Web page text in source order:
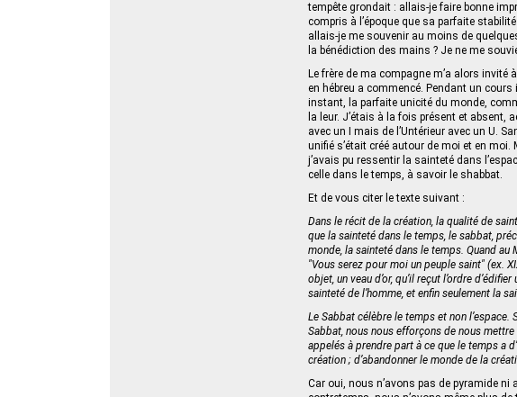
tempête grondait : allais-je faire bonne
compris à l’époque que sa parfaite
allais-je me souvenir au moins de
la bénédiction des mains ? Je ne me
Le frère de ma compagne m’a alors
en hébreu a commencé. Pendant un cours
instant, la parfaite unicité du monde,
la leur. J’étais à la fois présent et absent,
avec un I mais de l’Untérieur avec un U.
unifié s’était créé autour de moi et en
j’avais pu ressentir la sainteté dans
celle dans le temps, à savoir le shabbat.
Et de vous citer le texte suivant :
Dans le récit de la création, la qualité de
que la sainteté dans le temps, le sabbat,
monde, la sainteté dans le temps. Quand au
"Vous serez pour moi un peuple saint" (ex.
objet, un veau d’or, qu’il reçut l’ordre
sainteté de l’homme, et enfin seulement la
Le Sabbat célèbre le temps et non
Sabbat, nous nous efforçons de nous
appelés à prendre part à ce que le temps a
création ; d’abandonner le monde de la
Car oui, nous n’avons pas de pyramide